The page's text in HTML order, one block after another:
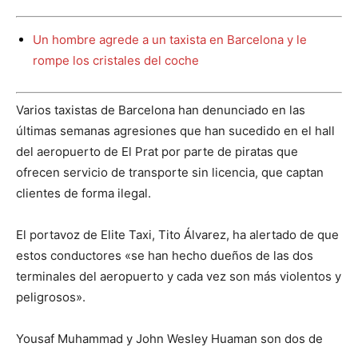
Un hombre agrede a un taxista en Barcelona y le
rompe los cristales del coche
Varios taxistas de Barcelona han denunciado en las
últimas semanas agresiones que han sucedido en el hall
del aeropuerto de El Prat por parte de piratas que
ofrecen servicio de transporte sin licencia, que captan
clientes de forma ilegal.
El portavoz de Elite Taxi, Tito Álvarez, ha alertado de que
estos conductores «se han hecho dueños de las dos
terminales del aeropuerto y cada vez son más violentos y
peligrosos».
Yousaf Muhammad y John Wesley Huaman son dos de